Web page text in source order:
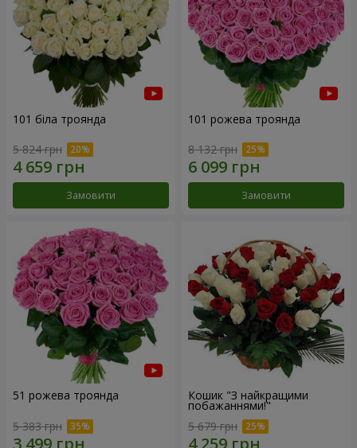
101 біла троянда
5 824 грн
Замовити
101 рожева троянда
8 132 грн
Замовити
51 рожева троянда
5 383 грн
Кошик "З найкращими
побажаннями!"
5 679 грн